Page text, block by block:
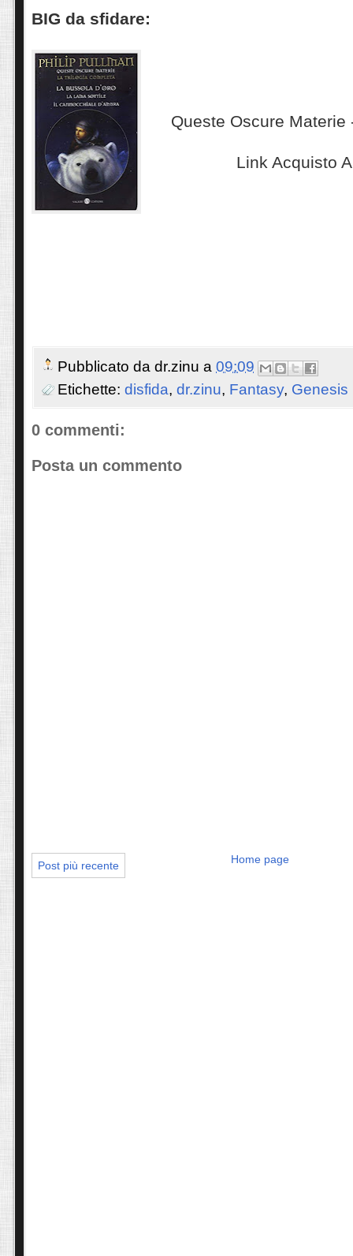
BIG da sfidare:
Queste Oscure Materie
Link Acquisto
Pubblicato da dr.zinu a 09:09
Etichette: disfida, dr.zinu, Fantasy, Genesis
0 commenti:
Posta un commento
Post più recente Home page